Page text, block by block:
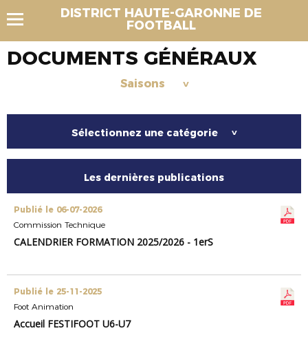
DISTRICT HAUTE-GARONNE DE
FOOTBALL
DOCUMENTS GÉNÉRAUX
Saisons >
Sélectionnez une catégorie >
Les dernières publications
Publié le 06-07-2026
Commission Technique
CALENDRIER FORMATION 2025/2026 - 1erS
Publié le 25-11-2025
Foot Animation
Accueil FESTIFOOT U6-U7